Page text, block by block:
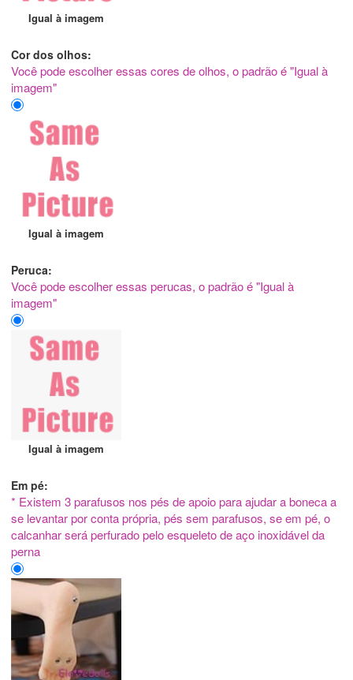
Igual à imagem
Cor dos olhos:
Você pode escolher essas cores de olhos, o padrão é "Igual à
imagem"
Igual à imagem
Peruca:
Você pode escolher essas perucas, o padrão é "Igual à
imagem"
Igual à imagem
Em pé:
* Existem 3 parafusos nos pés de apoio para ajudar a boneca a
se levantar por conta própria, pés sem parafusos, se em pé, o
calcanhar será perfurado pelo esqueleto de aço inoxidável da
perna